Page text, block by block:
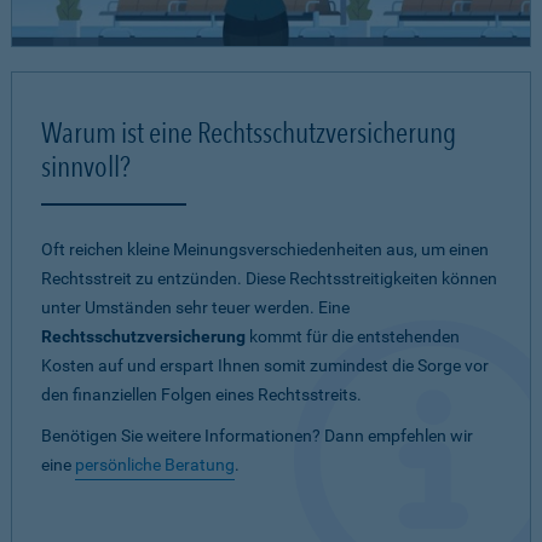
Warum ist eine Rechtsschutzversicherung
sinnvoll?
Oft reichen kleine Meinungsverschiedenheiten aus, um einen
Rechtsstreit zu entzünden. Diese Rechtsstreitigkeiten können
unter Umständen sehr teuer werden. Eine
Rechtsschutzversicherung kommt für die entstehenden
Kosten auf und erspart Ihnen somit zumindest die Sorge vor
den finanziellen Folgen eines Rechtsstreits.
Benötigen Sie weitere Informationen? Dann empfehlen wir
eine persönliche Beratung.